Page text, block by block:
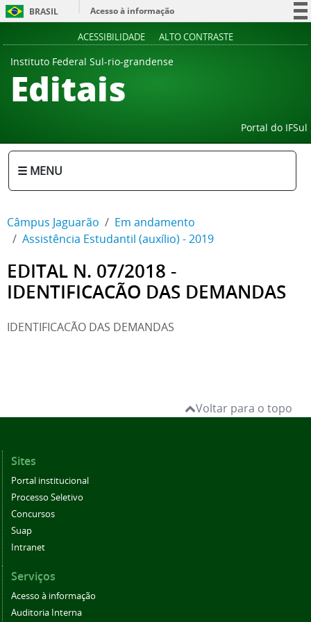
BRASIL
Acesso à informação
ACESSIBILIDADE ALTO CONTRASTE
Instituto Federal Sul-rio-grandense
Editais
Portal do IFSul
☰ MENU
Câmpus Jaguarão
Em andamento
Assistência Estudantil (auxílio) - 2019
EDITAL N. 07/2018 -
IDENTIFICACÃO DAS DEMANDAS
IDENTIFICACÃO DAS DEMANDAS
Voltar para o topo
Sites
Portal institucional
Processo Seletivo
Concursos
Suap
Intranet
Serviços
Acesso à informação
Auditoria Interna